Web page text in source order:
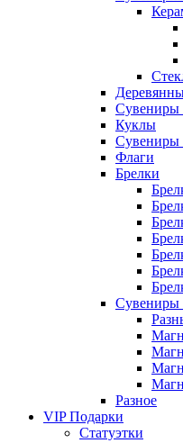
Сувениры
Куклы
Сувениры
Флаги
Брелки
Сувениры
Разное
VIP Подарки
Статуэтки